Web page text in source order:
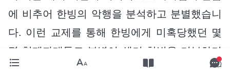
에 비추어 한빙의 악행을 분석하고 분별했습니
다. 이런 교제를 통해 한빙에게 미혹당했던 몇
몇 형제자매들도 분별이 생겨 한빙을 거부하기
시작했습니다. 진리를 깨닫게 된 아내도 자기